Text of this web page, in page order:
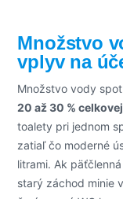
Množstvo
vplyv na
Množstvo vody
20 až 30 %
toalety pri jednom
zatiaľ čo moderné
litrami. Ak
starý záchod minie